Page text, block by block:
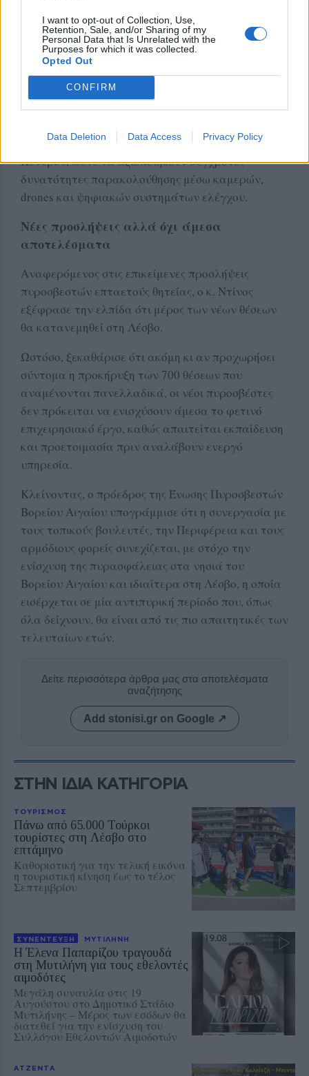
I want to opt-out of Collection, Use,
Retention, Sale, and/or Sharing of my
Personal Data that Is Unrelated with the
Purposes for which it was collected.
Opted Out
CONFIRM
Data Deletion Data Access Privacy Policy
των υπηρεσιών με νέα μέσα, μεταξύ των οποίων
drone επιτήρησης, ενώ προσωπικό έχει ήδη
εκπαιδευτεί τόσο στη χρήση των νέων συστημάτων
όσο και στη λειτουργία του πυροσβεστικού
πλοιαρίου που πρόκειται να αξιοποιηθεί.
αναβάθμισης του Περιφερειακού Επιχειρησιακού
Κέντρου, ώστε να αξιοποιηθούν σύγχρονες
δυνατότητες παρακολούθησης μέσω καμερών,
drones και ψηφιακών συστημάτων ελέγχου.
Νέες προσλήψεις αλλά όχι άμεσα
αποτελέσματα
Αναφερόμενος στις επικείμενες προσλήψεις
πυροσβεστών επταετούς θητείας, ο κ. Ντίνος
εξέφρασε την ελπίδα ότι μέρος των νέων θέσεων
θα κατανεμηθεί στη Λέσβο.
Ωστόσο, ξεκαθάρισε ότι ακόμη κι αν προχωρήσει
σύντομα η προκήρυξη των 700 θέσεων που
αναμένονται πανελλαδικά, οι νέοι πυροσβέστες
δεν πρόκειται να ενισχύσουν άμεσα το φετινό
επιχειρησιακό έργο, καθώς απαιτείται εκπαίδευση
και προετοιμασία πριν αναλάβουν ενεργό
υπηρεσία.
Κλείνοντας, ο πρόεδρος της Ένωσης Πυροσβεστών
Βορείου Αιγαίου υπογράμμισε ότι η συνεργασία με
τους τοπικούς βουλευτές, την Περιφέρεια και τους
αρμόδιους φορείς συνεχίζεται, με στόχο την
ενίσχυση της πυρασφάλειας στα νησιά του
Βορείου Αιγαίου και ιδιαίτερα στη Λέσβο, η οποία
εισέρχεται σε μία αντιπυρική περίοδο που, όπως
όλα δείχνουν, θα είναι από τις πιο απαιτητικές των
τελευταίων ετών.
Δείτε περισσότερα άρθρα μας στα αποτελέσματα
αναζήτησης
Add stonisi.gr on Google ↗
ΣΤΗΝ ΙΔΙΑ ΚΑΤΗΓΟΡΙΑ
ΤΟΥΡΙΣΜΟΣ
Πάνω από 65.000 Τούρκοι
τουρίστες στη Λέσβο στο
επτάμηνο
Καθοριστική για την τελική εικόνα
η τουριστική κίνηση έως το τέλος
Σεπτεμβρίου
ΣΥΝΕΝΤΕΥΞΗ ΜΥΤΙΛΗΝΗ
Η Έλενα Παπαρίζου τραγουδά
στη Μυτιλήνη για τους εθελοντές
αιμοδότες
Μεγάλη συναυλία στις 19
Αυγούστου στο Δημοτικό Στάδιο
Μυτιλήνης – Μέρος των εσόδων θα
διατεθεί για την ενίσχυση του
Συλλόγου Εθελοντών Αιμοδοτών
ΑΤΖΕΝΤΑ